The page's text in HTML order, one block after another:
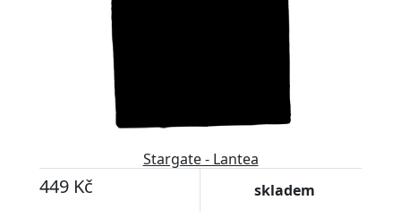
Stargate - Lantea
449 Kč skladem